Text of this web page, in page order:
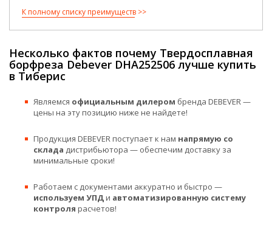
К полному списку преимуществ
Несколько фактов почему Твердосплавная
борфреза Debever DHA252506 лучше купить
в Тиберис
Являемся официальным дилером бренда DEBEVER —
цены на эту позицию ниже не найдете!
Продукция DEBEVER поступает к нам напрямую со
склада дистрибьютора — обеспечим доставку за
минимальные сроки!
Работаем с документами аккуратно и быстро —
используем УПДи автоматизированную систему
контроля расчетов!